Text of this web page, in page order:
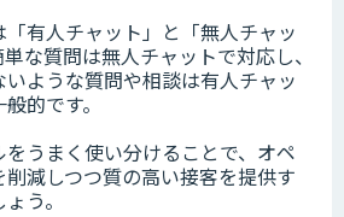
有人チャット」と「無人チャッ
な質問は無人チャットで対応し、
ような質問や相談は有人チャッ
的です。
うまく使い分けることで、オペ
減しつつ質の高い接客を提供す
う。